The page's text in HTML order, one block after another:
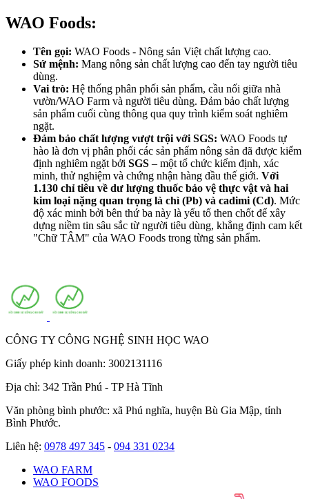
WAO Foods:
Tên gọi: WAO Foods - Nông sản Việt chất lượng cao.
Sứ mệnh: Mang nông sản chất lượng cao đến tay người tiêu
dùng.
Vai trò: Hệ thống phân phối sản phẩm, cầu nối giữa nhà
vườn/WAO Farm và người tiêu dùng. Đảm bảo chất lượng
sản phẩm cuối cùng thông qua quy trình kiểm soát nghiêm
ngặt.
Đảm bảo chất lượng vượt trội với SGS: WAO Foods tự
hào là đơn vị phân phối các sản phẩm nông sản đã được kiểm
định nghiêm ngặt bởi SGS – một tổ chức kiểm định, xác
minh, thử nghiệm và chứng nhận hàng đầu thế giới. Với
1.130 chỉ tiêu về dư lượng thuốc bảo vệ thực vật và hai
kim loại nặng quan trọng là chì (Pb) và cadimi (Cd). Mức
độ xác minh bởi bên thứ ba này là yếu tố then chốt để xây
dựng niềm tin sâu sắc từ người tiêu dùng, khẳng định cam kết
"Chữ TÂM" của WAO Foods trong từng sản phẩm.
CÔNG TY CÔNG NGHỆ SINH HỌC WAO
Giấy phép kinh doanh: 3002131116
Địa chỉ: 342 Trần Phú - TP Hà Tĩnh
Văn phòng bình phước: xã Phú nghĩa, huyện Bù Gia Mập, tỉnh
Bình Phước.
Liên hệ: 0978 497 345 - 094 331 0234
WAO FARM
WAO FOODS